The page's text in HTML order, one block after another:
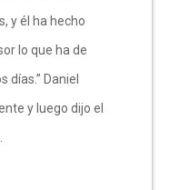
y él ha hecho
lo que ha de
días.” Daniel
y luego dijo el